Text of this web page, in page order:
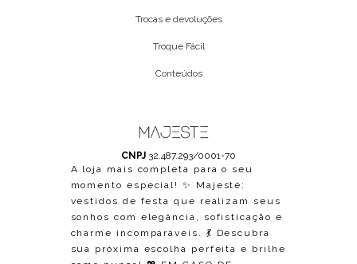
Trocas e devoluções
Troque Fácil
Conteúdos
CNPJ 32.487.293/0001-70
A loja mais completa para o seu
momento especial! ✨ Majesté:
vestidos de festa que realizam seus
sonhos com elegância, sofisticação e
charme incomparáveis. 💃 Descubra
sua próxima escolha perfeita e brilhe